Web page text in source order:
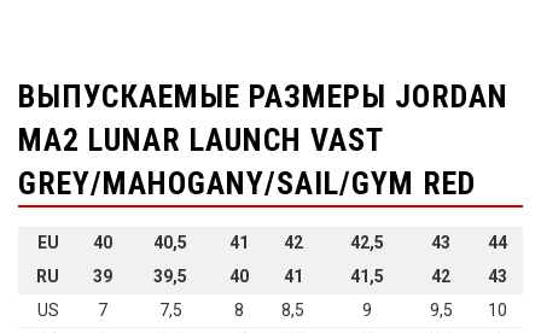
ВЫПУСКАЕМЫЕ РАЗМЕРЫ JORDAN
MA2 LUNAR LAUNCH VAST
GREY/MAHOGANY/SAIL/GYM RED
EU 40 40,5 41 42 42,5 43
44
RU
39 39,5 40 41 41,5 42
43
US
7 7,5 8 8,5 9 9,5
10